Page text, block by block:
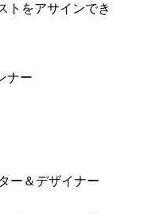
トをアサインでき
ナー
ー＆デザイナー